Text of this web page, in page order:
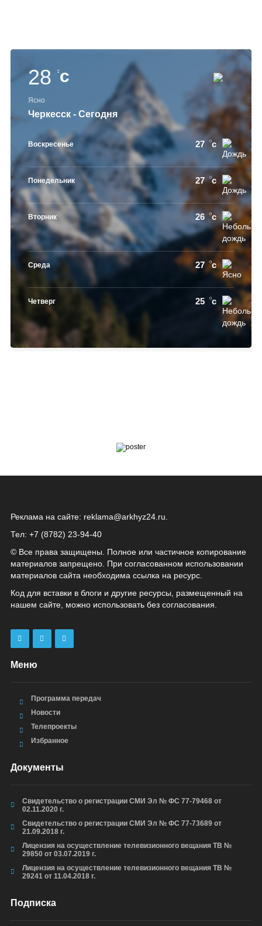
28 c
Ясно
Черкесск - Сегодня
Воскресенье 27 c
Понедельник 27 c
Вторник 26 c
Среда 27 c
Четверг 25 c
Реклама на сайте: reklama@arkhyz24.ru
Тел: +7 (8782) 23‑94‑40
© Все права защищены. Полное или частичное копирование
материалов запрещено. При согласованном использовании
материалов сайта необходима ссылка на ресурс.
Код для вставки в блоги и другие ресурсы, размещенный на
нашем сайте, можно использовать без согласования.
Меню
Программа передач
Новости
Телепроекты
Избранное
Документы
Свидетельство о регистрации СМИ Эл № ФС 77-79468 от
02.11.2020 г.
Свидетельство о регистрации СМИ Эл № ФС 77-73689 от
21.09.2018 г.
Лицензия на осуществление телевизионного вещания ТВ №
29850 от 03.07.2019 г.
Лицензия на осуществление телевизионного вещания ТВ №
29241 от 11.04.2018 г.
Подписка